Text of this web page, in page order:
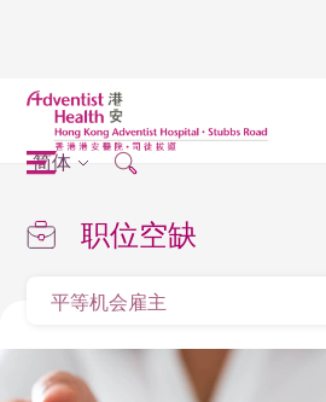
简体
职位空缺
平等机会雇主